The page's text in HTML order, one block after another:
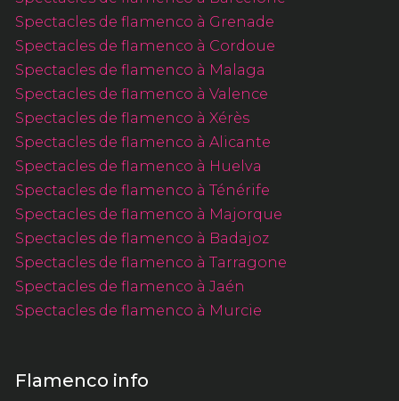
Spectacles de flamenco à Grenade
Spectacles de flamenco à Cordoue
Spectacles de flamenco à Malaga
Spectacles de flamenco à Valence
Spectacles de flamenco à Xérès
Spectacles de flamenco à Alicante
Spectacles de flamenco à Huelva
Spectacles de flamenco à Ténérife
Spectacles de flamenco à Majorque
Spectacles de flamenco à Badajoz
Spectacles de flamenco à Tarragone
Spectacles de flamenco à Jaén
Spectacles de flamenco à Murcie
Flamenco info